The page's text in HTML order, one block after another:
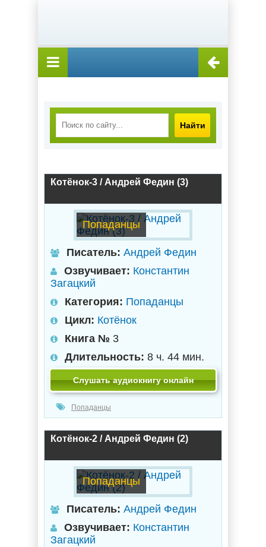
Найти
Котёнок-3 / Андрей Федин (3)
Попаданцы
Писатель: Андрей Федин
Озвучивает: Константин
Загацкий
Категория: Попаданцы
Цикл: Котёнок
Книга № 3
Длительность: 8 ч. 44 мин.
Слушать аудиокнигу онлайн
Попаданцы
Котёнок-2 / Андрей Федин (2)
Попаданцы
Писатель: Андрей Федин
Озвучивает: Константин
Загацкий